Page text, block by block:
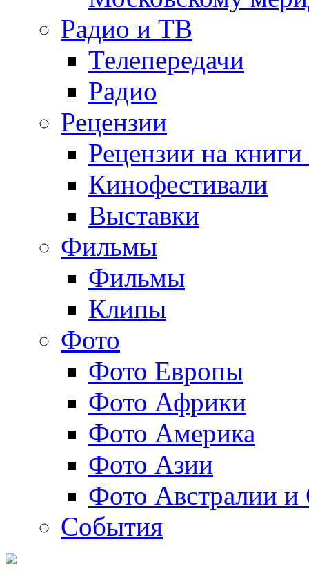
Радио и ТВ
Телепередачи
Радио
Рецензии
Рецензии на
Кинофестивали
Выставки
Фильмы
Фильмы
Клипы
Фото
Фото Европы
Фото Африки
Фото Америка
Фото Азии
Фото Австралии и
События